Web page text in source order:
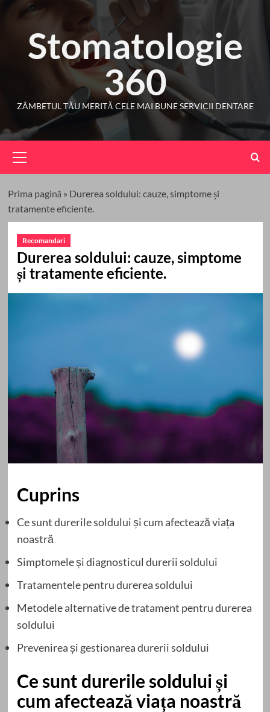
contentStomatologie
360
ZÂMBETUL TĂU MERITĂ CELE MAI BUNE SERVICII DENTARE
Menu
Prima pagină » Durerea soldului: cauze, simptome și
tratamente eficiente.
Recomandari
Durerea soldului: cauze, simptome
și tratamente eficiente.
Cuprins
Ce sunt durerile soldului și cum afectează viața
noastră
Simptomele și diagnosticul durerii soldului
Tratamentele pentru durerea soldului
Metodele alternative de tratament pentru durerea
soldului
Prevenirea și gestionarea durerii soldului
Ce sunt durerile soldului și
cum afectează viața noastră